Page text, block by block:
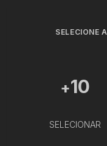
SELECIONE
+10
SELECIONAR